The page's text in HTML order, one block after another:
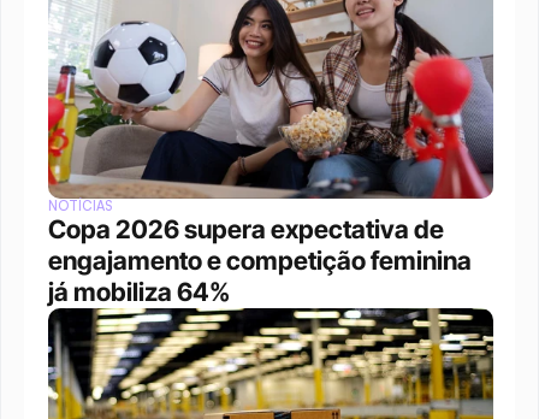
NOTÍCIAS
Copa 2026 supera expectativa de
engajamento e competição feminina
já mobiliza 64%